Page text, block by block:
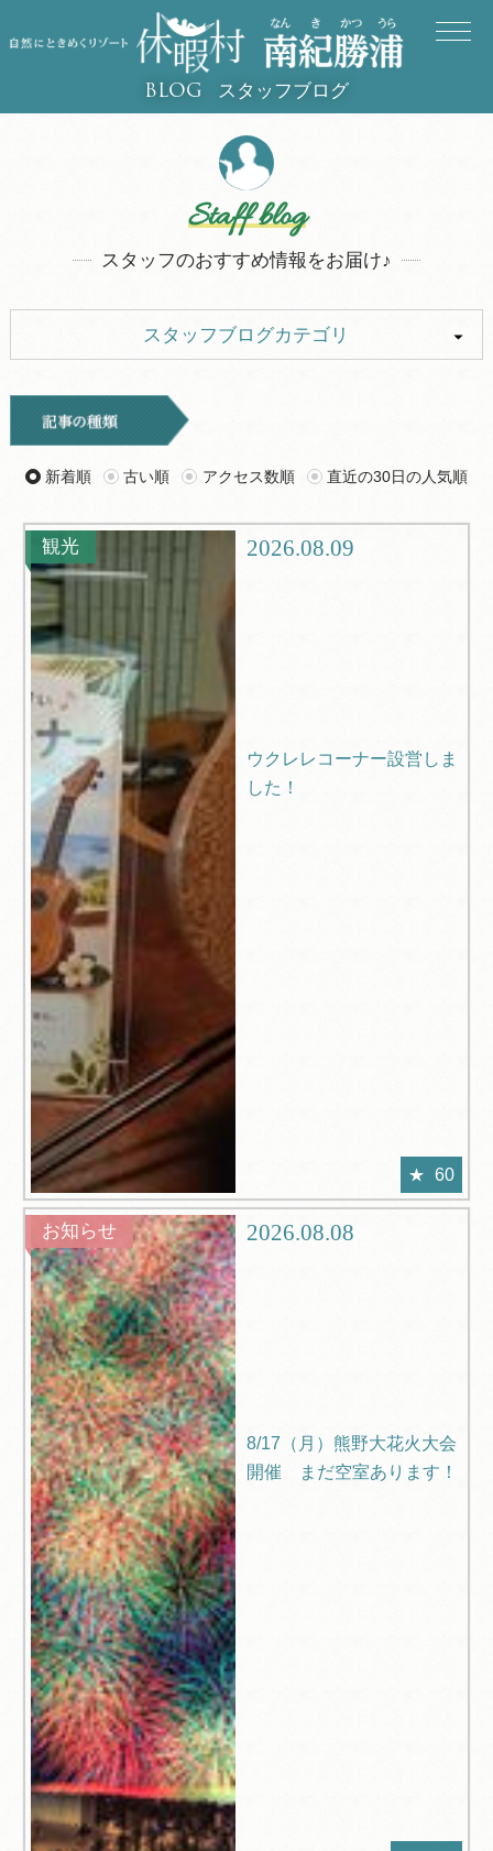
BLOG スタッフブログ
Staff blog
スタッフのおすすめ情報をお届け♪
スタッフブログカテゴリ
お知らせ
ツアー グルメ
観光
Q＆A
新着順 古い順 アクセス数順 直近の30日の人気順
観光 2026.08.09
ウクレレコーナー設営しま
した！
60
お知らせ 2026.08.08
8/17（月）熊野大花火大会
開催 まだ空室あります！